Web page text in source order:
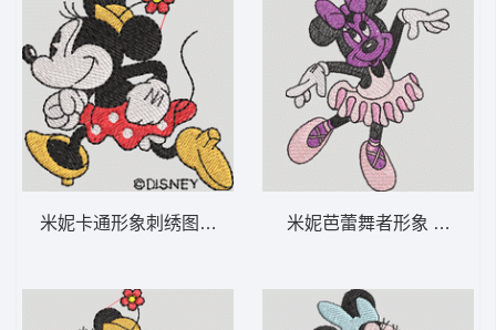
米妮卡通形象刺绣图案 米妮 58-DST格式米妮芭蕾舞者形象 米妮